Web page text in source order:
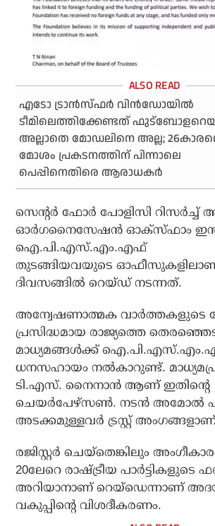
എടോ ട്രാന്‍സ്ഫര്‍ വിന്‍ഡോയില്‍
ടീമിലെത്തിക്കേണ്ടത്
അല്ലാതെ മോഡലിനെ അല്ല;
മോശം പ്രകടനത്തിന് പിന്നാലെ
പെപ്പിനെതിരെ ആരാധകര്‍
സെന്റര്‍ ഫോര്‍ പോളിസി റിസര്‍ച്ച്
ഓര്‍ഗനൈസേഷന്‍ ഓക്സ്ഫാം
ഐ.പി.എസ്.എം.എഫ്
തുടങ്ങിയവയുടെ
ദിവസങ്ങില്‍ റെയ്ഡ് നടന്നത്.
അന്വേഷണാത്മക വാര്‍ത്തകളുടെ
പ്രസിദ്ധമായ രാജ്യത്തെ
മാധ്യമങ്ങള്‍ക്ക്
ധനസഹായം നല്‍കാറുണ്ട്.
ടി.എസ്. നൈനാന്‍ ആണ് ഇതിന്റെ
ചെയര്‍പേഴ്സണ്‍. നടന്‍ അമോല്‍
അടക്കമുള്ളവര്‍ ട്രസ്റ്റ്
രജിസ്റ്റര്‍ ചെയ്തെങ്കിലും
20ലേറെ രാഷ്ട്രീയ പാര്‍ട്ടികളുടെ
അറിയാനാണ് റെയ്‌ഡെന്നാണ്
വകുപ്പിന്റെ വിശദീകരണം.